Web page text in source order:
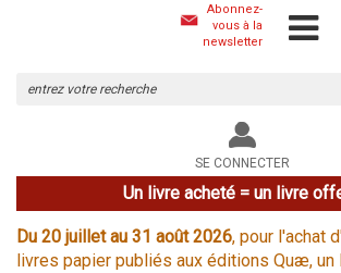
Abonnez-
vous à la
newsletter
le
site
SE CONNECTER
Un livre acheté = un livre
Du 20 juillet au 31 août 2026, pour l'achat
livres papier publiés aux éditions Quæ,